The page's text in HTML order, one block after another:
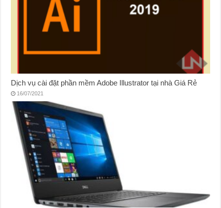
Dịch vụ cài đặt phần mềm Adobe Illustrator tại nhà Giá Rẻ
16/07/2021